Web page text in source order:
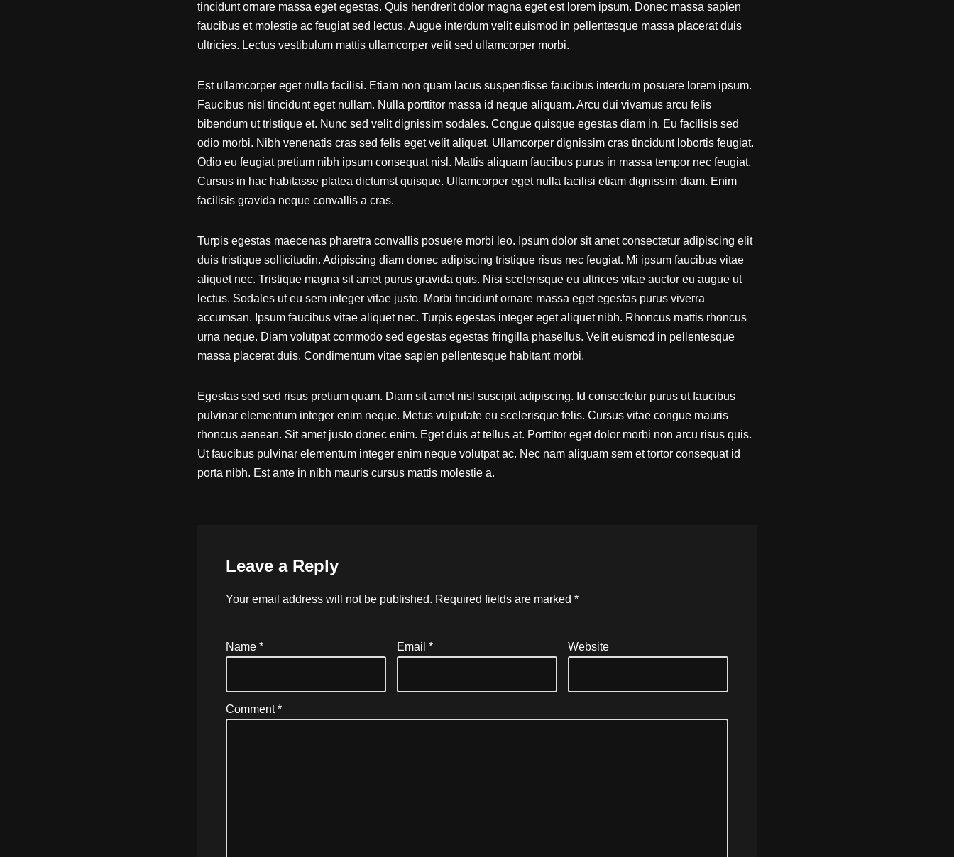
tincidunt ornare massa eget egestas. Quis hendrerit dolor magna eget est lorem ipsum. Donec massa sapien
faucibus et molestie ac feugiat sed lectus. Augue interdum velit euismod in pellentesque massa placerat duis
ultricies. Lectus vestibulum mattis ullamcorper velit sed ullamcorper morbi.
Est ullamcorper eget nulla facilisi. Etiam non quam lacus suspendisse faucibus interdum posuere lorem ipsum.
Faucibus nisl tincidunt eget nullam. Nulla porttitor massa id neque aliquam. Arcu dui vivamus arcu felis
bibendum ut tristique et. Nunc sed velit dignissim sodales. Congue quisque egestas diam in. Eu facilisis sed
odio morbi. Nibh venenatis cras sed felis eget velit aliquet. Ullamcorper dignissim cras tincidunt lobortis feugiat.
Odio eu feugiat pretium nibh ipsum consequat nisl. Mattis aliquam faucibus purus in massa tempor nec feugiat.
Cursus in hac habitasse platea dictumst quisque. Ullamcorper eget nulla facilisi etiam dignissim diam. Enim
facilisis gravida neque convallis a cras.
Turpis egestas maecenas pharetra convallis posuere morbi leo. Ipsum dolor sit amet consectetur adipiscing elit
duis tristique sollicitudin. Adipiscing diam donec adipiscing tristique risus nec feugiat. Mi ipsum faucibus vitae
aliquet nec. Tristique magna sit amet purus gravida quis. Nisi scelerisque eu ultrices vitae auctor eu augue ut
lectus. Sodales ut eu sem integer vitae justo. Morbi tincidunt ornare massa eget egestas purus viverra
accumsan. Ipsum faucibus vitae aliquet nec. Turpis egestas integer eget aliquet nibh. Rhoncus mattis rhoncus
urna neque. Diam volutpat commodo sed egestas egestas fringilla phasellus. Velit euismod in pellentesque
massa placerat duis. Condimentum vitae sapien pellentesque habitant morbi.
Egestas sed sed risus pretium quam. Diam sit amet nisl suscipit adipiscing. Id consectetur purus ut faucibus
pulvinar elementum integer enim neque. Metus vulputate eu scelerisque felis. Cursus vitae congue mauris
rhoncus aenean. Sit amet justo donec enim. Eget duis at tellus at. Porttitor eget dolor morbi non arcu risus quis.
Ut faucibus pulvinar elementum integer enim neque volutpat ac. Nec nam aliquam sem et tortor consequat id
porta nibh. Est ante in nibh mauris cursus mattis molestie a.
Leave a Reply
Your email address will not be published. Required fields are marked *
Name * Email * Website
Comment*